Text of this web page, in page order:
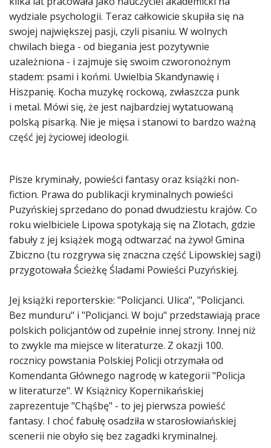
wydziale psychologii. Teraz całkowicie skupiła się na
swojej największej pasji, czyli pisaniu. W wolnych
chwilach biega - od biegania jest pozytywnie
uzależniona - i zajmuje się swoim czworonożnym
stadem: psami i końmi. Uwielbia Skandynawię i
Hiszpanię. Kocha muzykę rockową, zwłaszcza punk
i metal. Mówi się, że jest najbardziej wytatuowaną
polską pisarką. Nie je mięsa i stanowi to bardzo ważną
część jej życiowej ideologii.
Pisze kryminały, powieści fantasy oraz książki non-
fiction. Prawa do publikacji kryminalnych powieści
Puzyńskiej sprzedano do ponad dwudziestu krajów. Co
roku wielbiciele Lipowa spotykają się na Zlotach, gdzie
fabuły z jej książek mogą odtwarzać na żywo! Gmina
Zbiczno (tu rozgrywa się znaczna część Lipowskiej sagi)
przygotowała Ścieżkę Śladami Powieści Puzyńskiej.
Jej książki reporterskie: "Policjanci. Ulica", "Policjanci.
Bez munduru" i "Policjanci. W boju" przedstawiają prace
polskich policjantów od zupełnie innej strony. Innej niż
to zwykle ma miejsce w literaturze. Z okazji 100.
rocznicy powstania Polskiej Policji otrzymała od
Komendanta Głównego nagrodę w kategorii "Policja
w literaturze". W Książnicy Kopernikańskiej
zaprezentuje "Chąśbę" - to jej pierwsza powieść
fantasy. I choć fabułę osadziła w starosłowiańskiej
scenerii nie obyło się bez zagadki kryminalnej.